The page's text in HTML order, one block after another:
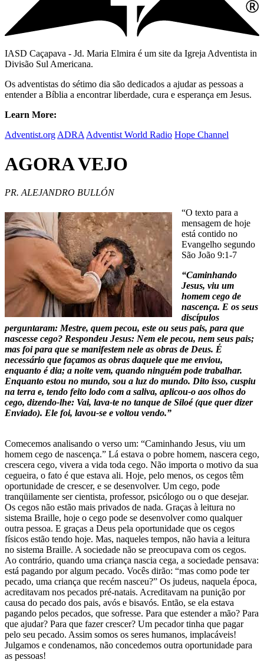
IASD Caçapava - Jd. Maria Elmira é um site da Igreja Adventista in
Divisão Sul Americana.
Os adventistas do sétimo dia são dedicados a ajudar as pessoas a
entender a Bíblia a encontrar liberdade, cura e esperança em Jesus.
Learn More:
Adventist.org ADRA Adventist World Radio Hope Channel
AGORA VEJO
PR. ALEJANDRO BULLÓN
“O texto para a
mensagem de hoje
está contido no
Evangelho segundo
São João 9:1-7
“Caminhando
Jesus, viu um
homem cego de
nascença. E os seus
discípulos
perguntaram: Mestre, quem pecou, este ou seus pais, para que
nascesse cego? Respondeu Jesus: Nem ele pecou, nem seus pais;
mas foi para que se manifestem nele as obras de Deus. É
necessário que façamos as obras daquele que me enviou,
enquanto é dia; a noite vem, quando ninguém pode trabalhar.
Enquanto estou no mundo, sou a luz do mundo. Dito isso, cuspiu
na terra e, tendo feito lodo com a saliva, aplicou-o aos olhos do
cego, dizendo-lhe: Vai, lava-te no tanque de Siloé (que quer dizer
Enviado). Ele foi, lavou-se e voltou vendo.”
Comecemos analisando o verso um: “Caminhando Jesus, viu um
homem cego de nascença.” Lá estava o pobre homem, nascera cego,
crescera cego, vivera a vida toda cego. Não importa o motivo da sua
cegueira, o fato é que estava ali. Hoje, pelo menos, os cegos têm
oportunidade de crescer, e se desenvolver. Um cego, pode
tranqüilamente ser cientista, professor, psicólogo ou o que desejar.
Os cegos não estão mais privados de nada. Graças à leitura no
sistema Braille, hoje o cego pode se desenvolver como qualquer
outra pessoa. E graças a Deus pela oportunidade que os cegos
físicos estão tendo hoje. Mas, naqueles tempos, não havia a leitura
no sistema Braille. A sociedade não se preocupava com os cegos.
Ao contrário, quando uma criança nascia cega, a sociedade pensava:
está pagando por algum pecado. Vocês dirão: “mas como pode ter
pecado, uma criança que recém nasceu?” Os judeus, naquela época,
acreditavam nos pecados pré-natais. Acreditavam na punição por
causa do pecado dos pais, avós e bisavós. Então, se ela estava
pagando pelos pecados, que sofresse. Para que estender a mão? Para
que ajudar? Para que fazer crescer? Um pecador tinha que pagar
pelo seu pecado. Assim somos os seres humanos, implacáveis!
Julgamos e condenamos, não concedemos outra oportunidade para
as pessoas!